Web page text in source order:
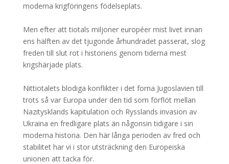
moderna krigföringens födelseplats.
Men efter att tiotals miljoner européer mist livet innan
ens hälften av det tjugonde århundradet passerat, slog
freden till slut rot i historiens genom tiderna mest
krigshärjade plats.
Nittiotalets blodiga konflikter i det forna Jugoslavien till
trots så var Europa under den tid som förflöt mellan
Nazitysklands kapitulation och Rysslands invasion av
Ukraina en fredligare plats än någonsin tidigare i sin
moderna historia. Den här långa perioden av fred och
stabilitet har vi i stor utsträckning den Europeiska
unionen att tacka för.